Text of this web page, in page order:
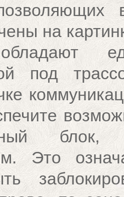
на
под
Это